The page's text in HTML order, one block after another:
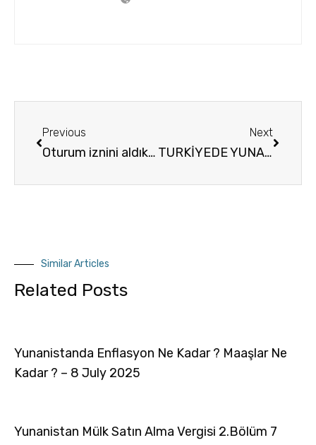
Previous
Oturum iznini aldıktan sonra mülk satılırsa oturum / oturma iznim iptal olur mu ?
Next
TURKİYEDE YUNANİSTAN OTURUM / OTURMA İZNİ İÇİN BİLGİ ALINABİLECEK AVUKAT İRTİBAT BİLGİSİ
Similar Articles
Related Posts
Yunanistanda Enflasyon Ne Kadar ? Maaşlar Ne
Kadar ? – 8 July 2025
Yunanistan Mülk Satın Alma Vergisi 2.Bölüm 7